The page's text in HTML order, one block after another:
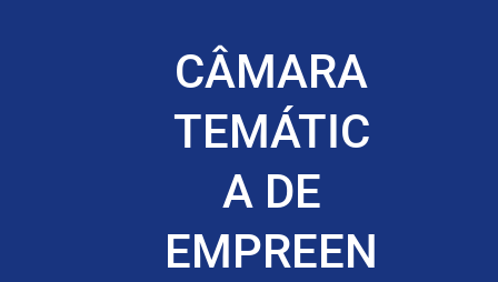
CÂMARA
TEMÁTIC
A DE
EMPREEN